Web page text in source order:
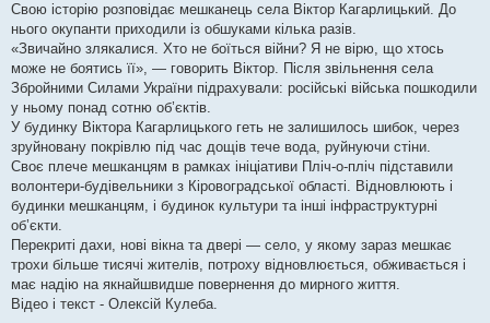
л
е
н
я
Свою історію розповідає мешканець села Віктор Кагарлицький. До
нього окупанти приходили із обшуками кілька разів.
«Звичайно злякалися. Хто не боїться війни? Я не вірю, що хтось
може не боятись її», — говорить Віктор. Після звільнення села
Збройними Силами України підрахували: російські війська пошкодили
у ньому понад сотню об’єктів.
У будинку Віктора Кагарлицького геть не залишилось шибок, через
зруйновану покрівлю під час дощів тече вода, руйнуючи стіни.
Своє плече мешканцям в рамках ініціативи Пліч-о-пліч підставили
волонтери-будівельники з Кіровоградської області. Відновлюють і
будинки мешканцям, і будинок культури та інші інфраструктурні
об’єкти.
Перекриті дахи, нові вікна та двері — село, у якому зараз мешкає
трохи більше тисячі жителів, потроху відновлюється, обживається і
має надію на якнайшвидше повернення до мирного життя.
Відео і текст - Олексій Кулеба.